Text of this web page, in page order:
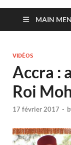
MAIN
VIDÉOS
Accra :
Roi
17 février 2017 -